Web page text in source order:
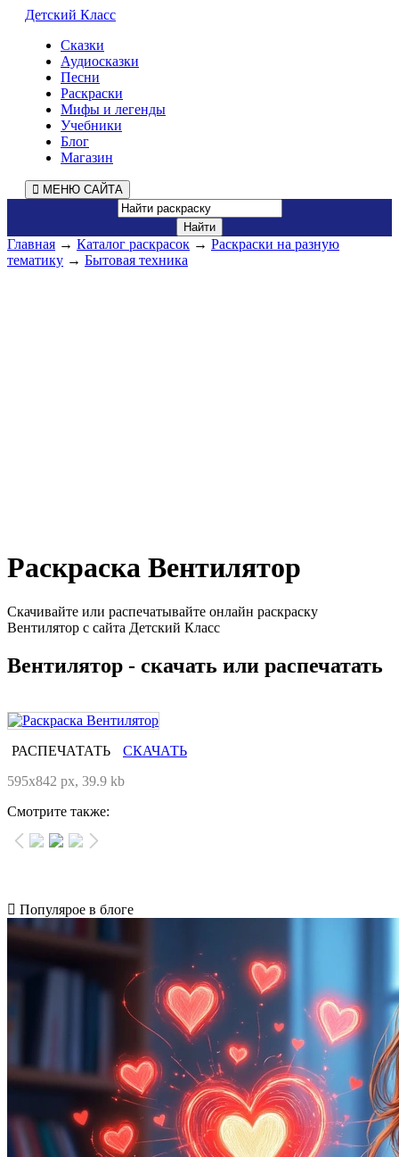
Детский Класс
Сказки
Аудиосказки
Песни
Раскраски
Мифы и легенды
Учебники
Блог
Магазин
МЕНЮ САЙТА
Главная → Каталог раскрасок → Раскраски на разную
тематику → Бытовая техника
Раскраска Вентилятор
Скачивайте или распечатывайте онлайн раскраску
Вентилятор с сайта Детский Класс
Вентилятор - скачать или распечатать
РАСПЕЧАТАТЬ
СКАЧАТЬ
595x842 px, 39.9 kb
Смотрите также:
Популярое в блоге